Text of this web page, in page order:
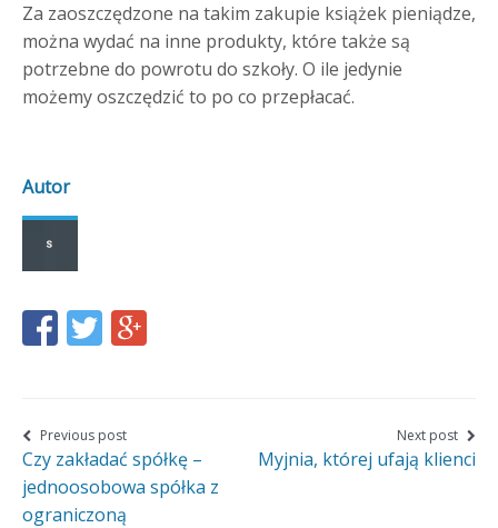
Za zaoszczędzone na takim zakupie książek pieniądze,
można wydać na inne produkty, które także są
potrzebne do powrotu do szkoły. O ile jedynie
możemy oszczędzić to po co przepłacać.
Autor
Share
on
Facebook
Share
on
Twitter
Share
on
Google+
Nawigacja
wpisu
Previous post
Czy zakładać spółkę –
jednoosobowa spółka z
ograniczoną
Next post
Myjnia, której ufają klienci